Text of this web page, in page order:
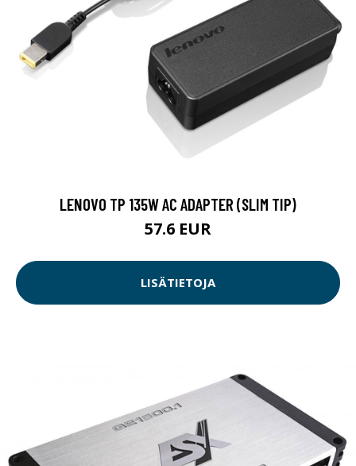
LENOVO TP 135W AC ADAPTER (SLIM TIP)
57.6 EUR
LISÄTIETOJA